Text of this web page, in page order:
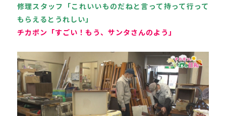
修理スタッフ「これいいものだねと言って持って行って
チカポン「すごい！もう、サンタさんのよう」